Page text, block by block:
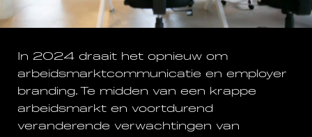
In 2024 draait het opnieuw om
arbeidsmarktcommunicatie en employer
branding. Te midden van een krappe
arbeidsmarkt en voortdurend
veranderende verwachtingen van